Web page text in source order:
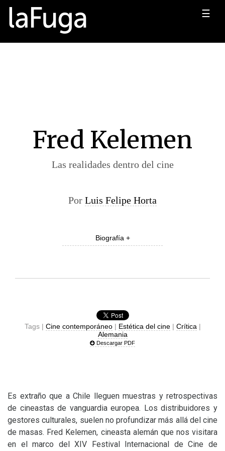
☰
Fred Kelemen
Las realidades dentro del cine
Por Luis Felipe Horta
Biografía +
Tags | Cine contemporáneo| Estética del cine| Crítica |
Alemania
Descargar PDF
Es extraño que a Chile lleguen muestras y retrospectivas
de cineastas de vanguardia europea. Los distribuidores y
gestores culturales, suelen no profundizar más allá del cine
de masas. Fred Kelemen, cineasta alemán que nos visitara
en el marco delXIV Festival Internacional de Cine de